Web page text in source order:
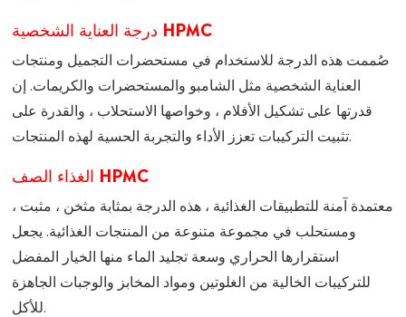
درجة العناية الشخصية HPMC
صُممت هذه الدرجة للاستخدام في مستحضرات التجميل ومنتجات
العناية الشخصية مثل الشامبو والمستحضرات والكريمات. إن
قدرتها على تشكيل الأفلام ، وخواصها الاستحلاب ، والقدرة على
تثبيت التركيبات تعزز الأداء والتجربة الحسية لهذه المنتجات.
الغذاء الصف HPMC
معتمدة آمنة للتطبيقات الغذائية ، هذه الدرجة بمثابة مثخن ، مثبت ،
ومستحلب في مجموعة متنوعة من المنتجات الغذائية. يجعل
استقرارها الحراري وسعة تجليد الماء منها الخيار المفضل
للتركيبات الخالية من الغلوتين ومواد المخابز والوجبات الجاهزة
للأكل.